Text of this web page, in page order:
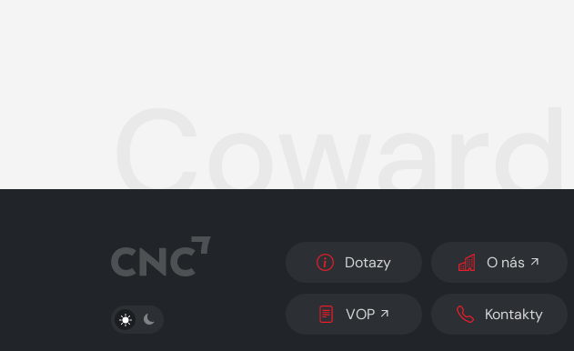
Coward
PŘEPNOUT SVĚTLÝ/TMAVÝ REŽIM
Dotazy O nás
VOP Kontakty